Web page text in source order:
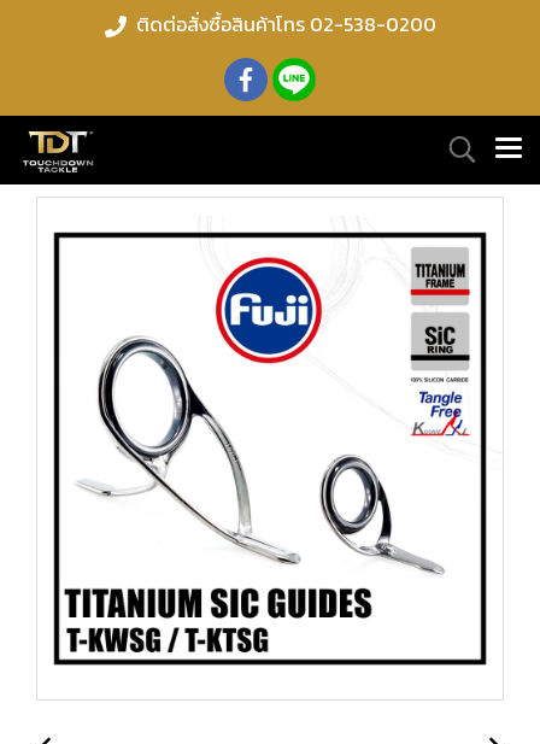
ติดต่อสั่งซื้อสินค้าโทร 02-538-0200